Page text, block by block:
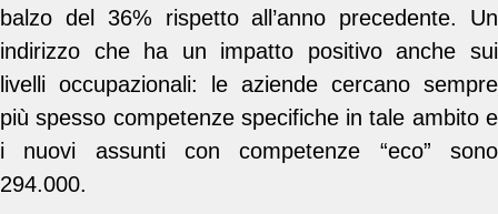
balzo del 36% rispetto all’anno precedente. Un
indirizzo che ha un impatto positivo anche sui
livelli occupazionali: le aziende cercano sempre
più spesso competenze specifiche in tale ambito e
i nuovi assunti con competenze “eco” sono
294.000.